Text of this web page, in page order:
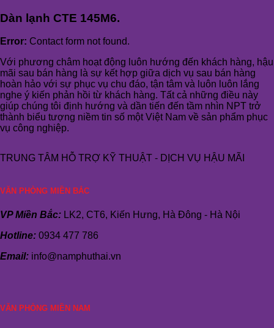
Dàn lạnh CTE 145M6.
Error: Contact form not found.
Với phương châm hoạt động luôn hướng đến khách hàng, hậu
mãi sau bán hàng là sự kết hợp giữa dịch vụ sau bán hàng
hoàn hảo với sự phục vụ chu đáo, tận tâm và luôn luôn lắng
nghe ý kiến phản hồi từ khách hàng. Tất cả những điều này
giúp chúng tôi định hướng và dần tiến đến tầm nhìn NPT trở
thành biểu tượng niềm tin số một Việt Nam về sản phẩm phục
vụ công nghiệp.
TRUNG TÂM HỖ TRỢ KỸ THUẬT - DỊCH VỤ HẬU MÃI
VĂN PHÒNG MIỀN BẮC
VP Miền Bắc: LK2, CT6, Kiến Hưng, Hà Đông - Hà Nội
Hotline: 0934 477 786
Email: info@namphuthai.vn
VĂN PHÒNG MIỀN NAM